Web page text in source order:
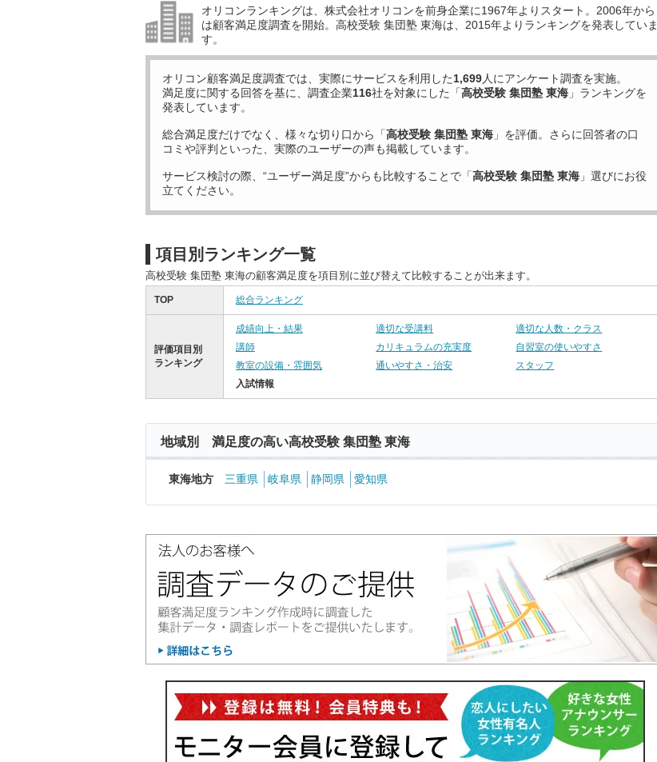
オリコンランキングは、株式会社オリコンを前身企業に1967年よりスタート。2006年から
は顧客満足度調査を開始。高校受験 集団塾 東海は、2015年よりランキングを発表していま
す。
オリコン顧客満足度調査では、実際にサービスを利用した1,699人にアンケート調査を実施。
満足度に関する回答を基に、調査企業116社を対象にした「高校受験 集団塾 東海 」ランキングを
発表しています。
総合満足度だけでなく、様々な切り口から「高校受験 集団塾 東海 」を評価。さらに回答者の口
コミや評判といった、実際のユーザーの声も掲載しています。
サービス検討の際、“ユーザー満足度”からも比較することで「高校受験 集団塾 東海 」選びにお役
立てください。
項目別ランキング一覧
高校受験 集団塾 東海の顧客満足度を項目別に並び替えて比較することが出来ます。
TOP 総合ランキング
評価項目別
ランキング
成績向上・結果 適切な受講料
適切な人数・クラス
講師
カリキュラムの充実度
自習室の使いやすさ
教室の設備・雰囲気
通いやすさ・治安
スタッフ
入試情報
地域別 満足度の高い高校受験 集団塾 東海
東海地方 三重県 岐阜県 静岡県 愛知県